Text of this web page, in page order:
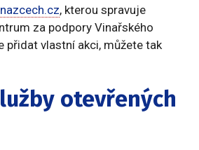
, kterou spravuje
za podpory Vinařského
přidat vlastní akci, můžete tak
otevřených